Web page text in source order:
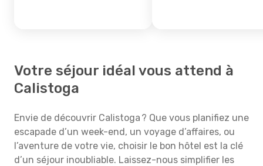
Votre séjour idéal vous attend à
Calistoga
Envie de découvrir Calistoga ? Que vous planifiez une
escapade d’un week-end, un voyage d’affaires, ou
l’aventure de votre vie, choisir le bon hôtel est la clé
d’un séjour inoubliable. Laissez-nous simplifier les